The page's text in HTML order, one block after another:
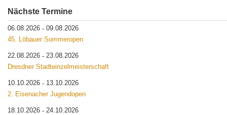
Nächste Termine
06.08.2026 - 09.08.2026
45. Löbauer Sommeropen
22.08.2026 - 23.08.2026
Dresdner Stadteinzelmeisterschaft
10.10.2026 - 13.10.2026
2. Eisenacher Jugendopen
18.10.2026 - 24.10.2026